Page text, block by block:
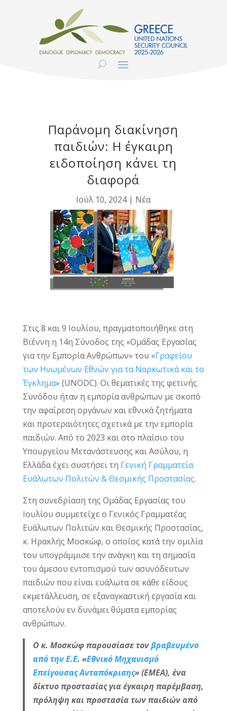
Παράνομη διακίνηση
παιδιών: Η έγκαιρη
ειδοποίηση κάνει τη
διαφορά
Ιούλ 10, 2024| Νέα
Στις 8 και 9 Ιουλίου, πραγματοποιήθηκε στη
Βιέννη η 14η Σύνοδος της «Ομάδας Εργασίας
για την Εμπορία Ανθρώπων» του «Γραφείου
των Ηνωμένων Εθνών για τα Ναρκωτικά και το
Έγκλημα» (UNODC). Οι θεματικές της φετινής
Συνόδου ήταν η εμπορία ανθρώπων με σκοπό
την αφαίρεση οργάνων και εθνικά ζητήματα
και προτεραιότητες σχετικά με την εμπορία
παιδιών. Από το 2023 και στο πλαίσιο του
Υπουργείου Μετανάστευσης και Ασύλου, η
Ελλάδα έχει συστήσει τη Γενική Γραμματεία
Ευάλωτων Πολιτών & Θεσμικής Προστασίας.
Στη συνεδρίαση της Ομάδας Εργασίας του
Ιουλίου συμμετείχε ο Γενικός Γραμματέας
Ευάλωτων Πολιτών και Θεσμικής Προστασίας,
κ. Ηρακλής Μοσκώφ, ο οποίος κατά την ομιλία
του υπογράμμισε την ανάγκη και τη σημασία
του άμεσου εντοπισμού των ασυνόδευτων
παιδιών που είναι ευάλωτα σε κάθε είδους
εκμετάλλευση, σε εξαναγκαστική εργασία και
αποτελούν εν δυνάμει θύματα εμπορίας
ανθρώπων.
Ο κ. Μοσκώφ παρουσίασε τονβραβευμένο
από την Ε.Ε. «Εθνικό Μηχανισμό
Επείγουσας Ανταπόκρισης» (ΕΜΕΑ), ένα
δίκτυο προστασίας για έγκαιρη παρέμβαση,
πρόληψη και προστασία των παιδιών από